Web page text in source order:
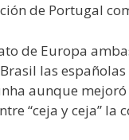
de Portugal
de Europa
las
aunque
“ceja y ceja”